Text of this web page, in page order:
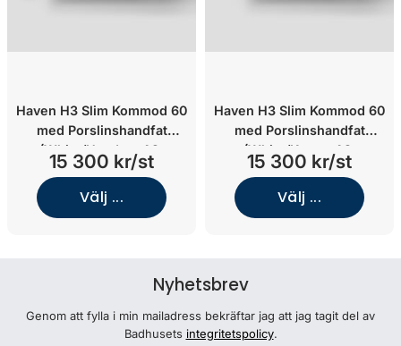
Haven H3 Slim Kommod 60
med Porslinshandfat
(White/Handtag A2.
05/Mattsvart)
15 300 kr/st
Välj ...
Haven H3 Slim Kommod 60
med Porslinshandfat
(White/Knopp A2.
06/Krom)
15 300 kr/st
Välj ...
Nyhetsbrev
Genom att fylla i min mailadress bekräftar jag att jag tagit del av
Badhusets integritetspolicy.